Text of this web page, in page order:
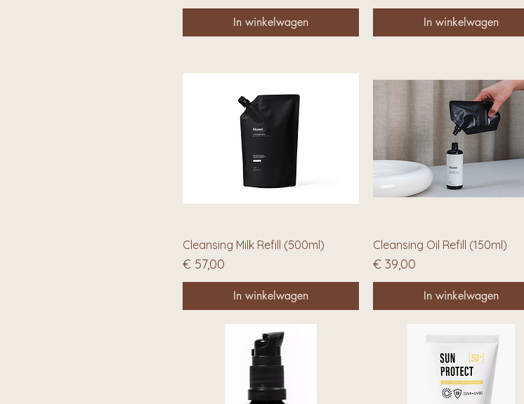
In winkelwagen In winkelwagen
Cleansing Milk Refill (500ml)
Prijs
€ 57,00
In winkelwagen
Cleansing Oil Refill (150ml)
Prijs
€ 39,00
In winkelwagen